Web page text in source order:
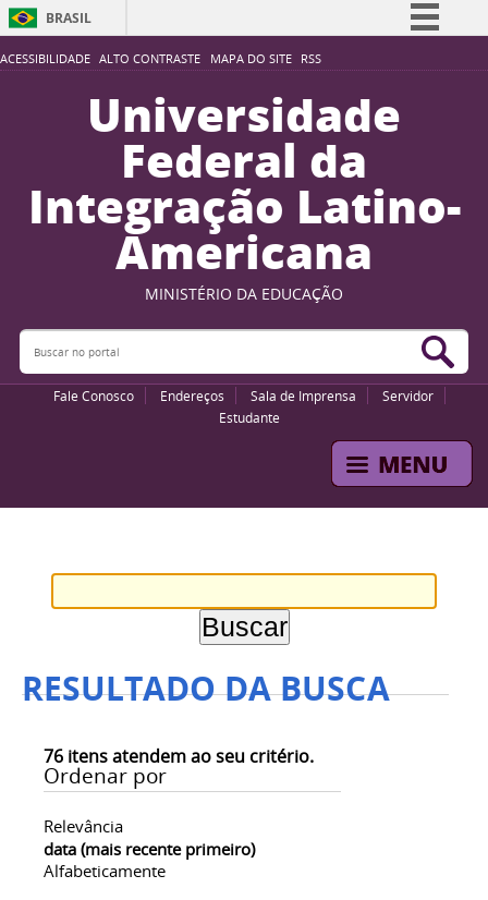
ACESSIBILIDADE ALTO CONTRASTE MAPA DO SITE RSS
BRASIL
Simplifique!
Participe
Acesso à informação
Legislação
Canais
Universidade
Federal da
Integração Latino-
Americana
MINISTÉRIO DA EDUCAÇÃO
Buscar no portal
Fale Conosco Endereços Sala de Imprensa
Servidor
Estudante
RESULTADO DA BUSCA
76 itens atendem ao seu critério.
Ordenar por
Relevância
data (mais recente primeiro)
Alfabeticamente